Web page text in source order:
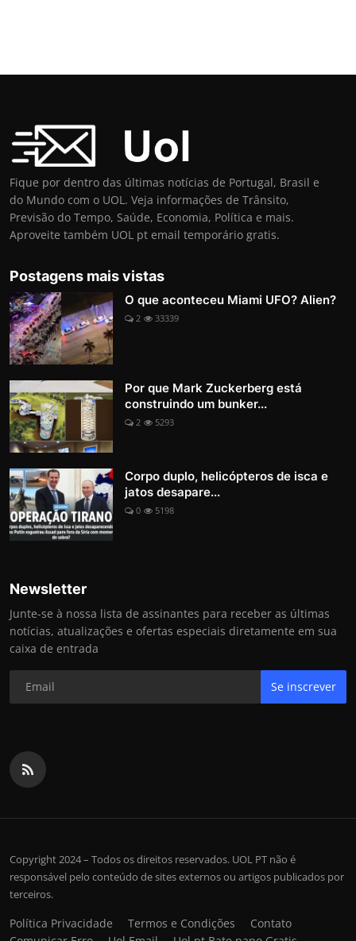
Fique por dentro das últimas notícias de Portugal, Brasil e
do Mundo com o UOL. Veja informações de Trânsito,
Previsão do Tempo, Saúde, Economia, Política e mais.
Aproveite também UOL pt email temporário gratis.
Postagens mais vistas
O que aconteceu Miami UFO? Alien?
2 33339
Por que Mark Zuckerberg está
construindo um bunker...
2 5293
Corpo duplo, helicópteros de isca e
jatos desapare...
0 5198
Newsletter
Junte-se à nossa lista de assinantes para receber as últimas
notícias, atualizações e ofertas especiais diretamente em sua
caixa de entrada
Se inscrever
Copyright 2024 – Todos os direitos reservados. UOL PT não é
responsável pelo conteúdo de sites externos ou artigos publicados por
terceiros.
Política Privacidade Termos e Condições
Contato